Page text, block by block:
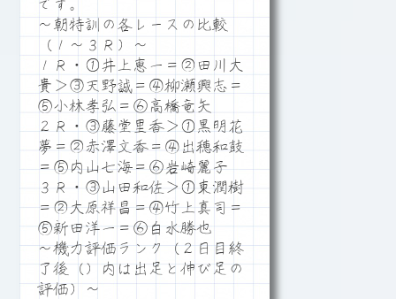
です。
～朝特訓の各レースの比較
（１～３Ｒ）～
１Ｒ・①井上恵一＝②田川大
貴＞③天野誠＝④柳瀬興志＝
⑤小林孝弘＝⑥高橋竜矢
２Ｒ・③藤堂里香＞①黒明花
夢＝②赤澤文香＝④出穂和鼓
＝⑤内山七海＝⑥岩崎麗子
３Ｒ・③山田和佐＞①東潤樹
＝②大原祥昌＝④竹上真司＝
⑤新田洋一＝⑥白水勝也
～機力評価ランク（２日目終
了後（）内は出足と伸び足の
評価）～